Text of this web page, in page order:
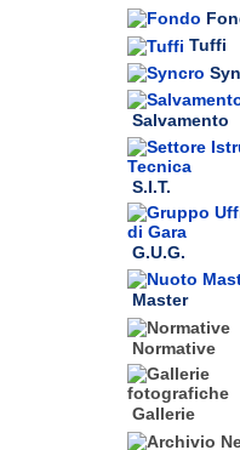
Tuffi
Salvamento
S.I.T.
G.U.G.
Master
Normative
Gallerie